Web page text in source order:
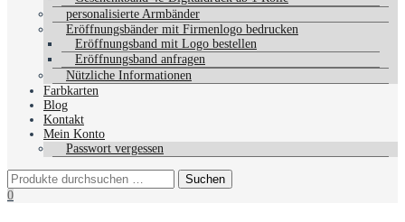
personalisierte Armbänder
Eröffnungsbänder mit Firmenlogo bedrucken
Eröffnungsband mit Logo bestellen
Eröffnungsband anfragen
Nützliche Informationen
Farbkarten
Blog
Kontakt
Mein Konto
Passwort vergessen
0